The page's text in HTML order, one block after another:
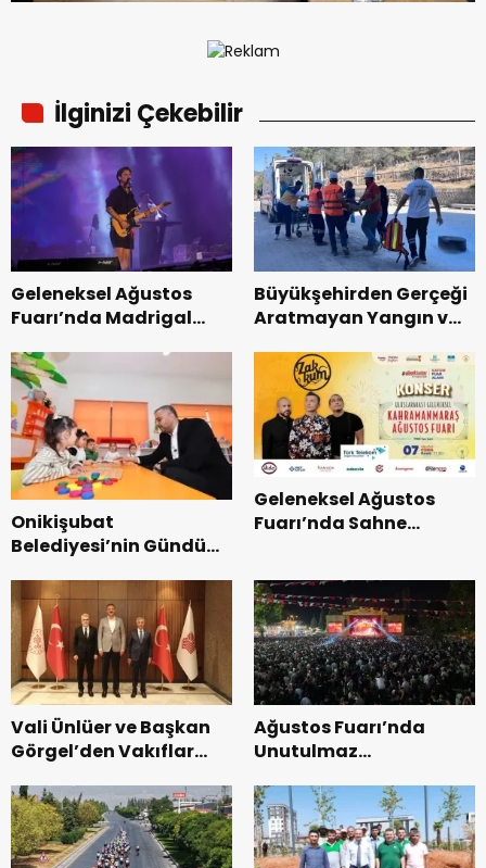
İlginizi Çekebilir
Geleneksel Ağustos
Fuarı’nda Madrigal
Büyükşehirden Gerçeği
Aratmayan Yangın ve
Onikişubat
Belediyesi’nin Gündüz
dönemin ön kayıtları
başladı.
Geleneksel Ağustos
Fuarı’nda Sahne
Vali Ünlüer ve Başkan
Görgel’den Vakıflar
ziyaret.
Ağustos Fuarı’nda
Unutulmaz